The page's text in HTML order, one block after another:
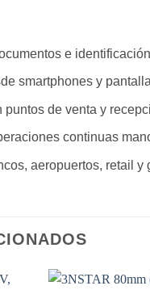
e
smartphones y
puntos de venta y
continuas
aeropuertos, retail y